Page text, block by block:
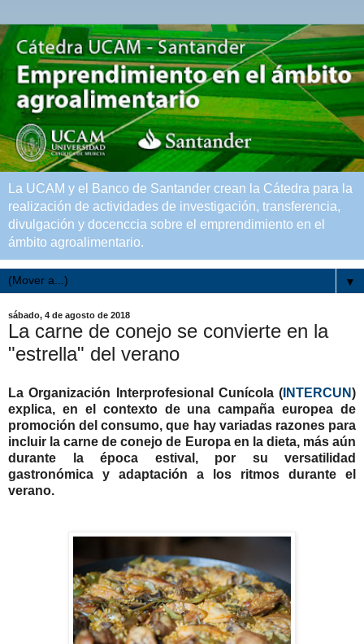
La UCAM y el Banco de Santander crean la Cátedra para la
realización de actividades de investigación, transferencia,
divulgación y docenccia sobre el emprendimiento en el
ámbito agroalimentario.
▼
sábado, 4 de agosto de 2018
La carne de conejo se convierte en la
"estrella" del verano
La Organización Interprofesional Cunícola ( INTERCUN)
explica, en el contexto de una campaña europea de
promoción del consumo, que hay variadas razones para
incluir la carne de conejo de Europa en la dieta, más aún
durante la época estival, por su versatilidad
gastronómica y adaptación a los ritmos durante el
verano.